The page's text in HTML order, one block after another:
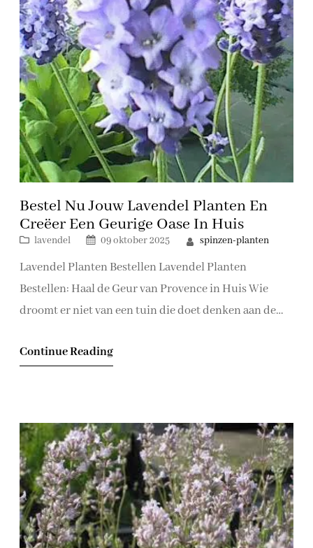
Bestel Nu Jouw Lavendel Planten En
Creëer Een Geurige Oase In Huis
lavendel 09 oktober 2025 spinzen-planten
Lavendel Planten Bestellen Lavendel Planten
Bestellen: Haal de Geur van Provence in Huis Wie
droomt er niet van een tuin die doet denken aan de
lavendel planten in uw eigen tuin kunt u die droom
Continue Reading